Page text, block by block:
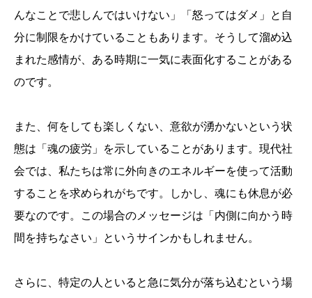
んなことで悲しんではいけない」「怒ってはダメ」と自
分に制限をかけていることもあります。そうして溜め込
まれた感情が、ある時期に一気に表面化することがある
のです。
また、何をしても楽しくない、意欲が湧かないという状
態は「魂の疲労」を示していることがあります。現代社
会では、私たちは常に外向きのエネルギーを使って活動
することを求められがちです。しかし、魂にも休息が必
要なのです。この場合のメッセージは「内側に向かう時
間を持ちなさい」というサインかもしれません。
さらに、特定の人といると急に気分が落ち込むという場